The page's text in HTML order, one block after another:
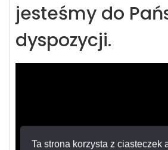
Ta strona korzysta z ciasteczek
jesteśmy do
dyspozycji.